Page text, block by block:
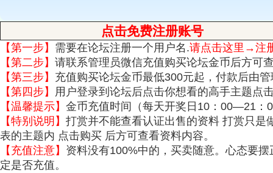
点击免费注册账号
【第一步】 需要在论坛注册一个用户名.请点击这里→注
【第二步】 请联系管理员微信充值购买论坛金币后方可
【第三步】 充值购买论坛金币最低300元起，付款后由
【第四步】 用户登录到论坛后点击你想看的高手主题点
【温馨提示】 金币充值时间（每天开奖日10：00—21：
【特别说明】 打赏并不能查看认证出售的资料 打赏只
表的主题内 点击购买 后方可查看资料内容。
【充值注意】 资料没有100%中的，买卖随意。心态要
定是否充值。